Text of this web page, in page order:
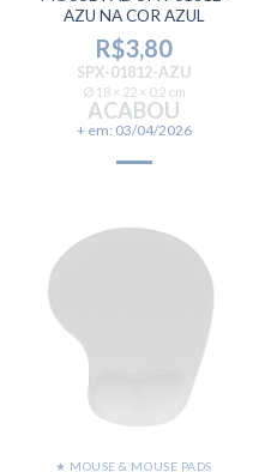
AZU NA COR AZUL
R$3,80
SPX-01812-AZU
Ø 18 × 22 × 0,2 cm
ACABOU
+ em: 03/04/2026
★ MOUSE & MOUSE PADS